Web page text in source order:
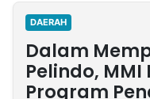
Nasional
International
Olahraga
Entertainment
Daerah
Pariwisata
Kuliner
Kolom
DAERAH
Dalam
Pelindo,
Program